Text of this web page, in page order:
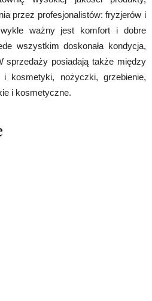
przez profesjonalistów: fryzjerów i
ważny jest komfort i dobre
wszystkim doskonała kondycja,
sprzedaży posiadają także między
i kosmetyki, nożyczki, grzebienie,
i kosmetyczne.